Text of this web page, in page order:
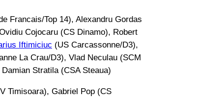
Francais/Top 14), Alexandru Gordas
Cojocaru (CS Dinamo), Robert
Iftimiciuc (US Carcassonne/D3),
La Crau/D3), Vlad Neculau (SCM
Stratila (CSA Steaua)
Timisoara), Gabriel Pop (CS